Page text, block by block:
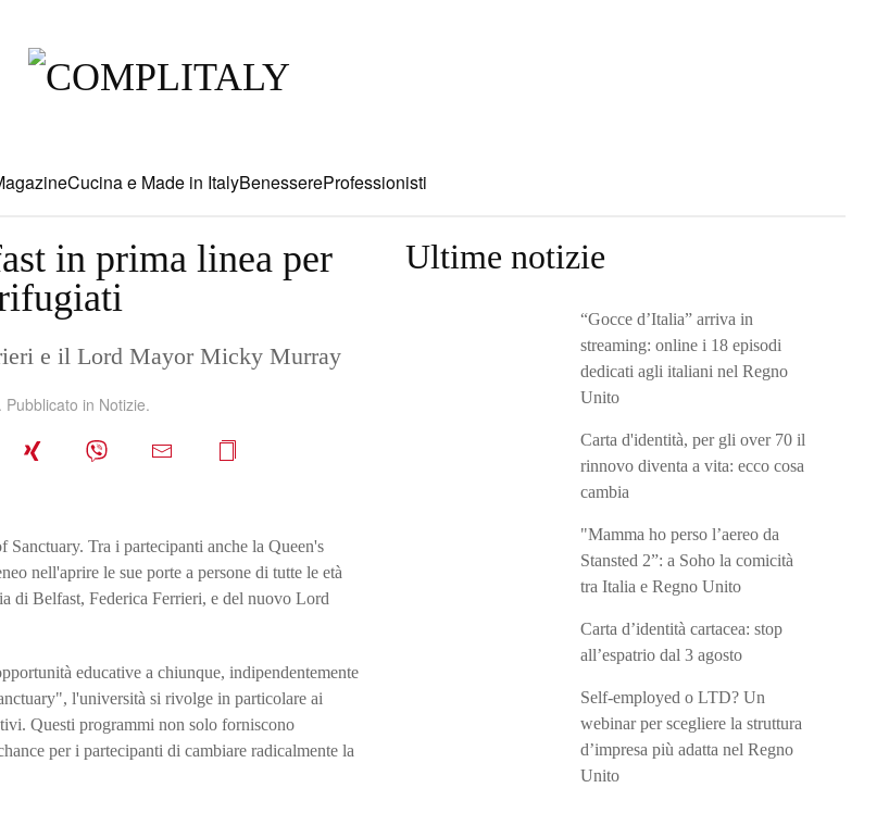
Cucina e Made in ItalyBenessereProfessionisti
in prima linea per
e il Lord Mayor Micky Murray
Pubblicato in Notizie.
Tra i partecipanti anche la Queen's
nell'aprire le sue porte a persone di tutte le età
di Belfast, Federica Ferrieri, e del nuovo Lord
educative a chiunque, indipendentemente
l'università si rivolge in particolare ai
Questi programmi non solo forniscono
per i partecipanti di cambiare radicalmente la
Ultime notizie
“Gocce d’Italia” arriva in
streaming: online i 18 episodi
dedicati agli italiani nel Regno
Unito
Carta d'identità, per gli over 70 il
rinnovo diventa a vita: ecco cosa
cambia
"Mamma ho perso l’aereo da
Stansted 2”: a Soho la comicità
tra Italia e Regno Unito
Carta d’identità cartacea: stop
all’espatrio dal 3 agosto
Self-employed o LTD? Un
webinar per scegliere la struttura
d’impresa più adatta nel Regno
Unito